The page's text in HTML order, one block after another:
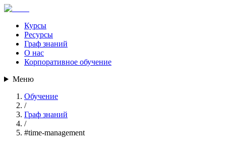
Курсы
Ресурсы
Граф знаний
О нас
Корпоративное обучение
Меню
Обучение
/
Граф знаний
/
#time-management